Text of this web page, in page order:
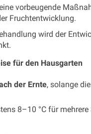
vorbeugende
Fruchtentwicklung.
wird der
für den Hausgarten
der Ernte, solange
8–10 °C für